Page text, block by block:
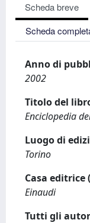
Scheda breve
Scheda
Anno di
2002
Titolo del
Enciclopedia
Luogo di
Torino
Casa editrice
Einaudi
Tutti gli